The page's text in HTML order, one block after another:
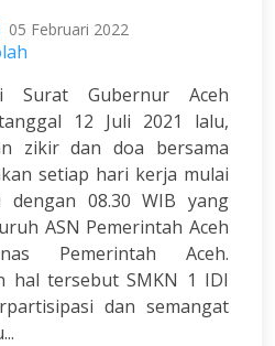
05 Februari 2022
Surat Gubernur Aceh
12 Juli 2021 lalu,
zikir dan doa bersama
setiap hari kerja mulai
dengan 08.30 WIB yang
ASN Pemerintah Aceh
Pemerintah Aceh.
hal tersebut SMKN 1 IDI
dan semangat